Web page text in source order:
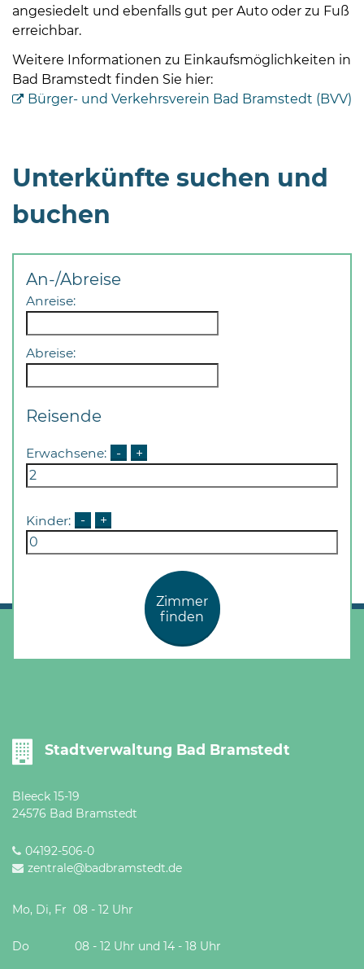
angesiedelt und ebenfalls gut per Auto oder zu Fuß
erreichbar.
Weitere Informationen zu Einkaufsmöglichkeiten in
Bad Bramstedt finden Sie hier:
Bürger- und Verkehrsverein Bad Bramstedt (BVV)
Unterkünfte suchen und
buchen
An-/Abreise
Anreise:
Abreise:
Reisende
Erwachsene: - +
Kinder: - +
Zimmer
finden
Stadtverwaltung Bad Bramstedt
Bleeck 15-19
24576 Bad Bramstedt
04192-506-0
zentrale@badbramstedt.de
Mo, Di, Fr 08 - 12 Uhr
Do 08 - 12 Uhr und 14 - 18 Uhr